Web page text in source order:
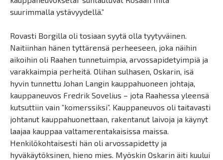
suurimmalla ystävyydellä.”
Rovasti Borgilla oli tosiaan syytä olla tyytyväinen.
Naitiinhan hänen tyttärensä perheeseen, joka näihin
aikoihin oli Raahen tunnetuimpia, arvossapidetyimpiä ja
varakkaimpia perheitä. Olihan sulhasen, Oskarin, isä
hyvin tunnettu Johan Langin kauppahuoneen johtaja,
kauppaneuvos Fredrik Sovelius – jota Raahessa yleensä
kutsuttiin vain ”komerssiksi”. Kauppaneuvos oli taitavasti
johtanut kauppahuonettaan, rakentanut laivoja ja käynyt
laajaa kauppaa valtamerentakaisissa maissa.
Henkilökohtaisesti hän oli arvossapidetty ja
hyväkäytöksinen, hieno mies. Myöskin Oskarin äiti kuului